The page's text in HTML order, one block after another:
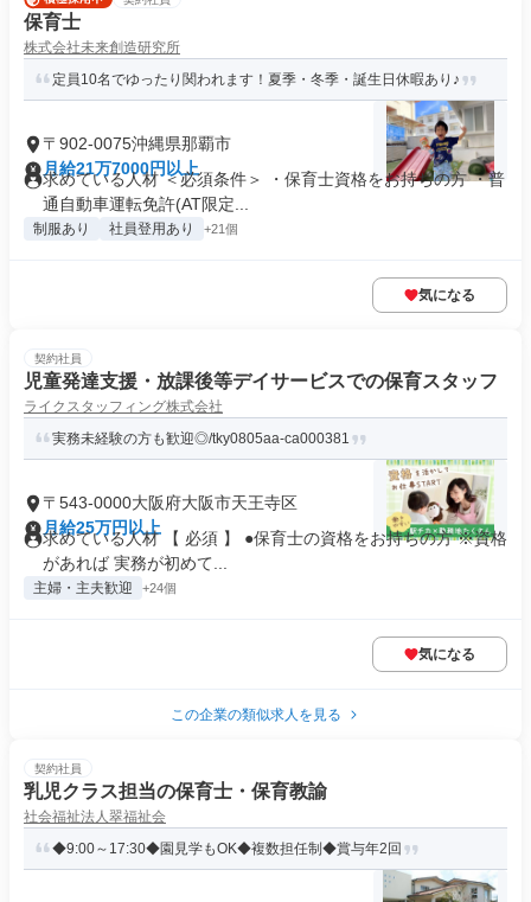
保育士
株式会社未来創造研究所
定員10名でゆったり関われます！夏季・冬季・誕生日休暇あり♪
〒902-0075沖縄県那覇市
月給21万7000円以上
求めている人材 ＜必須条件＞ ・保育士資格をお持ちの方 ・普
通自動車運転免許(AT限定...
制服あり 社員登用あり +21個
気になる
契約社員
児童発達支援・放課後等デイサービスでの保育スタッフ
ライクスタッフィング株式会社
実務未経験の方も歓迎◎/tky0805aa-ca000381
〒543-0000大阪府大阪市天王寺区
月給25万円以上
求めている人材 【 必須 】 ●保育士の資格をお持ちの方 ※資格
があれば 実務が初めて...
主婦・主夫歓迎 +24個
気になる
この企業の類似求人を見る
契約社員
乳児クラス担当の保育士・保育教諭
社会福祉法人翠福祉会
◆9:00～17:30◆園見学もOK◆複数担任制◆賞与年2回